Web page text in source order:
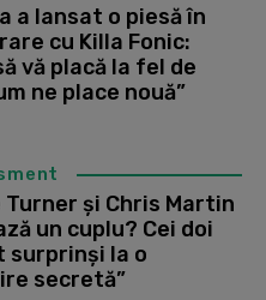
a lansat o piesă în
cu Killa Fonic:
vă placă la fel de
ne place nouă”
Turner și Chris Martin
un cuplu? Cei doi
surprinși la o
secretă”